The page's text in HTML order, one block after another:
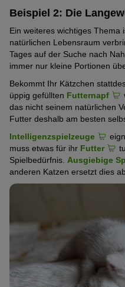
Beispiel 2: Die
Ein weiteres wichtiges Thema
natürlichen Lebensraum
Tages auf der Suche nach
immer nur kleine Portionen
Bekommt Ihr Kätzchen
üppig gefüllten Futternapf
das nicht seinem natürlichen
Futter deshalb am besten
Intelligenzspielzeuge
muss etwas für ihr Futter
Spielbedürfnis. Ausgiebige
anderen Katzen ersetzt dies